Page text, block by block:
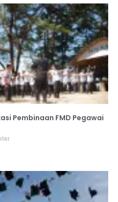
Pembinaan FMD Pegawai